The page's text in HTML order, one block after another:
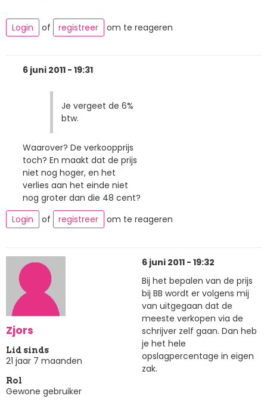
Login of registreer om te reageren
6 juni 2011 - 19:31
Je vergeet de 6%
btw.
Waarover? De verkoopprijs
toch? En maakt dat de prijs
niet nog hoger, en het
verlies aan het einde niet
nog groter dan die 48 cent?
Login
of registreer om te reageren
Zjors
Lid sinds
21 jaar 7 maanden
Rol
Gewone gebruiker
6 juni 2011 - 19:32
Bij het bepalen van de prijs
bij BB wordt er volgens mij
van uitgegaan dat de
meeste verkopen via de
schrijver zelf gaan. Dan heb
je het hele
opslagpercentage in eigen
zak.